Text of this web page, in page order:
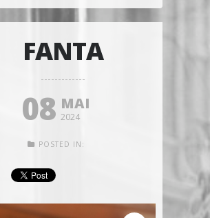
FANTA
08 MAI
2024
POSTED IN: